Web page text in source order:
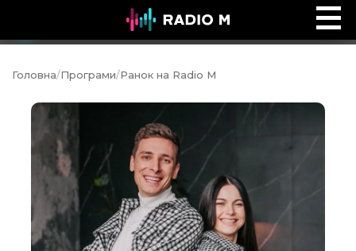
Ефір Radio M
Головна/Програми/Ранок на Radio M